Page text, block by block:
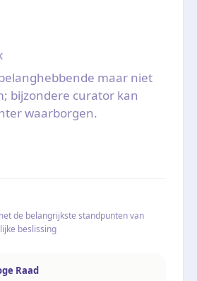
maar niet
bijzondere curator kan
waarborgen.
de belangrijkste standpunten van
beslissing
Raad